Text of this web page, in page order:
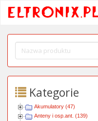
Kategorie
Akumulatory (47)
Anteny i osp.ant. (139)